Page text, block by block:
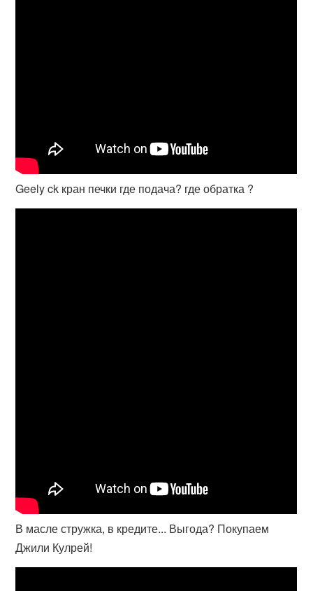
Geely ck кран печки где подача? где обратка ?
В масле стружка, в кредите... Выгода? Покупаем
Джили Кулрей!